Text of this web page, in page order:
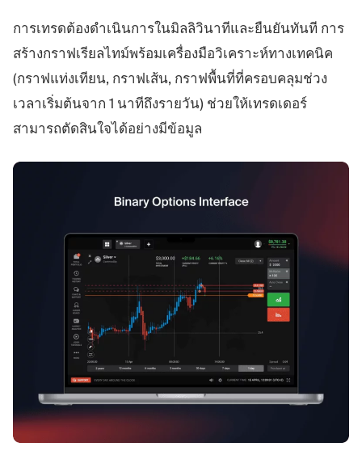
การเทรดต้องดำเนินการในมิลลิวินาทีและยืนยันทันที การ
สร้างกราฟเรียลไทม์พร้อมเครื่องมือวิเคราะห์ทางเทคนิค
(กราฟแท่งเทียน, กราฟเส้น, กราฟพื้นที่ที่ครอบคลุมช่วง
เวลาเริ่มต้นจาก 1 นาทีถึงรายวัน) ช่วยให้เทรดเดอร์
สามารถตัดสินใจได้อย่างมีข้อมูล